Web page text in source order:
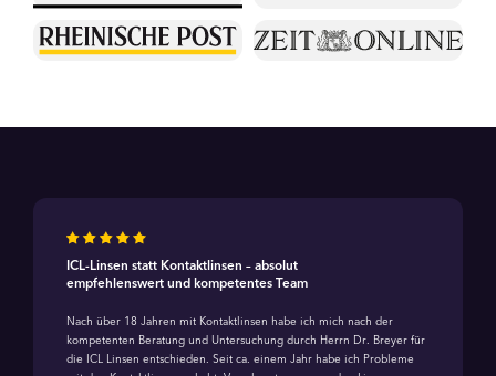
ICL-Linsen statt Kontaktlinsen – absolut
empfehlenswert und kompetentes Team
Nach über 18 Jahren mit Kontaktlinsen habe ich mich nach der
kompetenten Beratung und Untersuchung durch Herrn Dr. Breyer für
die ICL Linsen entschieden. Seit ca. einem Jahr habe ich Probleme